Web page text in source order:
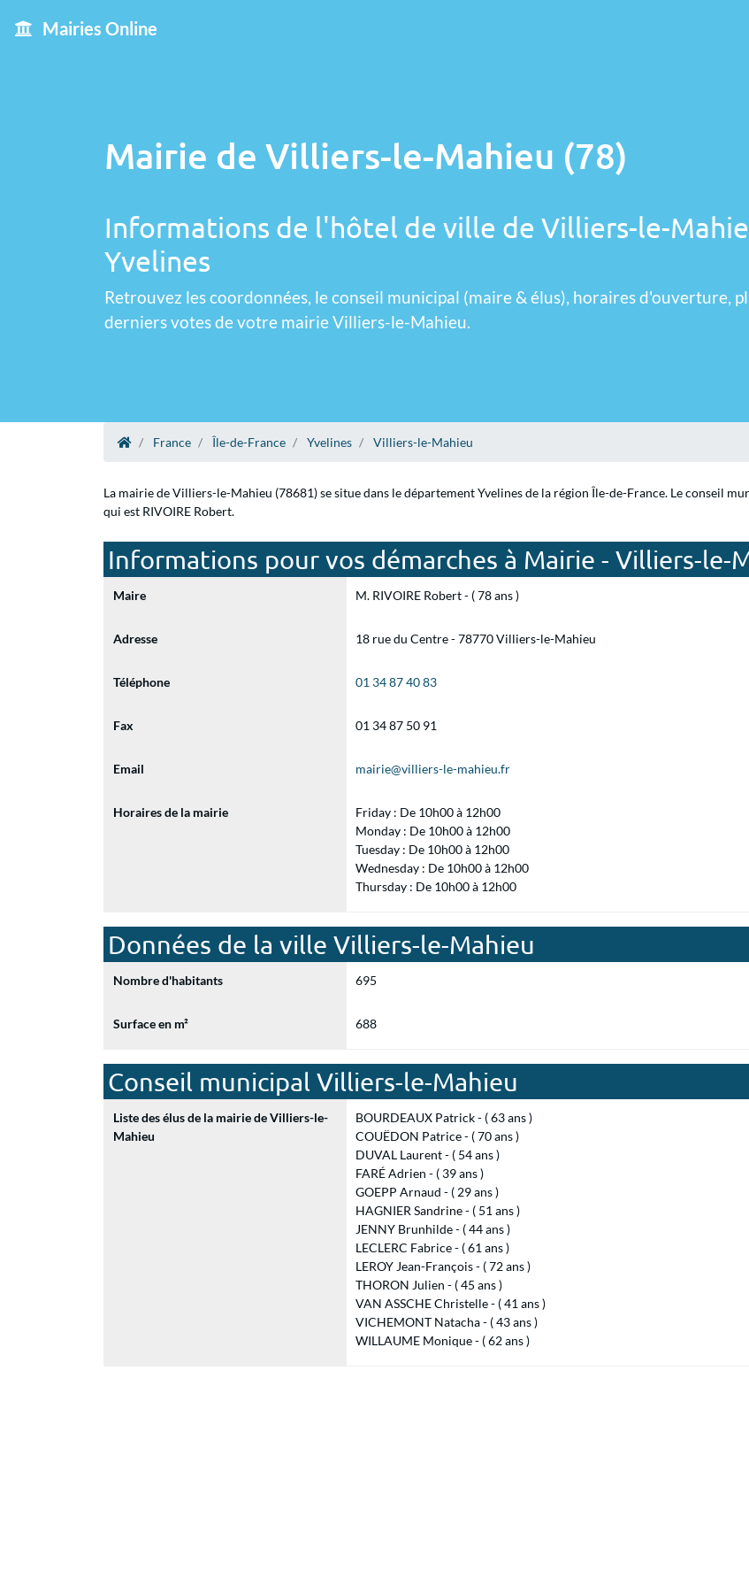
Mairies Online
Mairie de Villiers-le-Mahieu (78)
Informations de l'hôtel de ville de Villiers-le-
Yvelines
Retrouvez les coordonnées, le conseil municipal (maire & élus), horaires d'ouverture,
derniers votes de votre mairie Villiers-le-Mahieu.
France Île-de-France Yvelines Villiers-le-Mahieu
La mairie de Villiers-le-Mahieu (78681) se situe dans le département Yvelines de la région Île-de-France. Le conseil
qui est RIVOIRE Robert.
Informations pour vos démarches à Mairie - Villiers-le-
Maire M. RIVOIRE Robert - ( 78 ans )
Adresse 18 rue du Centre - 78770 Villiers-le-Mahieu
Téléphone 01 34 87 40 83
Fax 01 34 87 50 91
Email mairie@villiers-le-mahieu.fr
Horaires de la mairie
Friday : De 10h00 à 12h00
Monday : De 10h00 à 12h00
Tuesday : De 10h00 à 12h00
Wednesday : De 10h00 à 12h00
Thursday : De 10h00 à 12h00
Données de la ville Villiers-le-Mahieu
Nombre d'habitants 695
Surface en m² 688
Conseil municipal Villiers-le-Mahieu
Liste des élus de la mairie de Villiers-le-
Mahieu
BOURDEAUX Patrick - ( 63 ans )
COUËDON Patrice - ( 70 ans )
DUVAL Laurent - ( 54 ans )
FARÉ Adrien - ( 39 ans )
GOEPP Arnaud - ( 29 ans )
HAGNIER Sandrine - ( 51 ans )
JENNY Brunhilde - ( 44 ans )
LECLERC Fabrice - ( 61 ans )
LEROY Jean-François - ( 72 ans )
THORON Julien - ( 45 ans )
VAN ASSCHE Christelle - ( 41 ans )
VICHEMONT Natacha - ( 43 ans )
WILLAUME Monique - ( 62 ans )